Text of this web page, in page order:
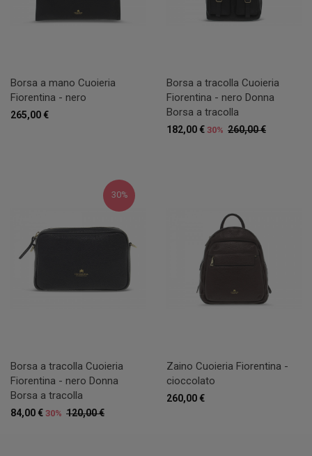
Borsa a mano Cuoieria
Fiorentina - nero
265,00 €
Borsa a tracolla Cuoieria
Fiorentina - nero Donna
Borsa a tracolla
260,00 €
182,00 € 30%
30%
Borsa a tracolla Cuoieria
Fiorentina - nero Donna
Borsa a tracolla
120,00 €
84,00 € 30%
Zaino Cuoieria Fiorentina -
cioccolato
260,00 €